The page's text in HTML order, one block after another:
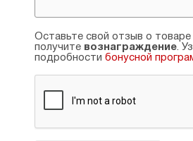
Оставьте свой отзыв о товаре
получите вознаграждение.
подробности бонусной